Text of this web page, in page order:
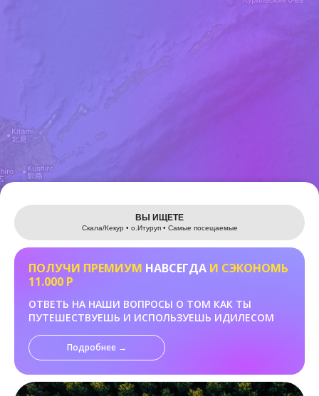
Leaflet
ВЫ ИЩЕТЕ
Скала/Кекур • о.Итуруп • Самые посещаемые
ПОЛУЧИ ПРЕМИУМ НАВСЕГДА И СЭКОНОМЬ
11.000 Р
ОТВЕТЬ НА НАШИ ВОПРОСЫ О ТОМ КАК ТЫ
ПУТЕШЕСТВУЕШЬ И ИСПОЛЬЗУЕШЬ ИДИЛЕСОМ
Подробнее →